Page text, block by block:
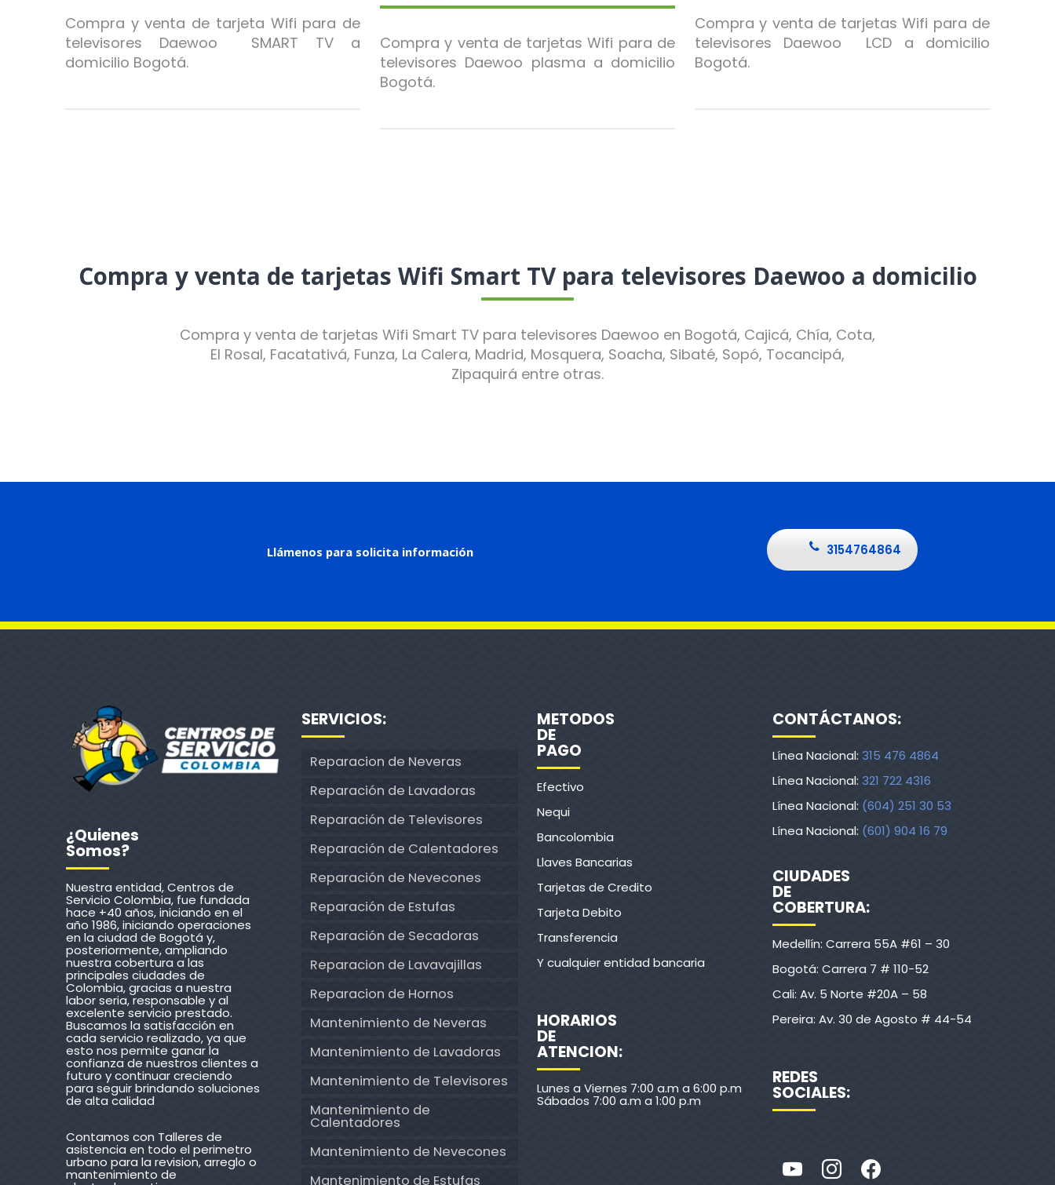
Compra y venta de tarjeta Wifi para de
televisores Daewoo SMART TV a
domicilio Bogotá.
Compra y venta de tarjetas Wifi para de
televisores Daewoo plasma a domicilio
Bogotá.
Compra y venta de tarjetas Wifi para de
televisores Daewoo LCD a domicilio
Bogotá.
Compra y venta de tarjetas Wifi Smart TV para televisores Daewoo a domicilio
Compra y venta de tarjetas Wifi Smart TV para televisores Daewoo en Bogotá, Cajicá, Chía, Cota,
El Rosal, Facatativá, Funza, La Calera, Madrid, Mosquera, Soacha, Sibaté, Sopó, Tocancipá,
Zipaquirá entre otras.
Llámenos para solicita información 3154764864
¿Quienes
Somos?
Nuestra entidad, Centros de
Servicio Colombia, fue fundada
hace +40 años, iniciando en el
año 1986, iniciando operaciones
en la ciudad de Bogotá y,
posteriormente, ampliando
nuestra cobertura a las
principales ciudades de
Colombia, gracias a nuestra
labor seria, responsable y al
excelente servicio prestado.
Buscamos la satisfacción en
cada servicio realizado, ya que
esto nos permite ganar la
confianza de nuestros clientes a
futuro y continuar creciendo
para seguir brindando soluciones
de alta calidad
Contamos con Talleres de
asistencia en todo el perimetro
urbano para la revision, arreglo o
mantenimiento de
SERVICIOS:
Reparacion de Neveras
Reparación de Lavadoras
Reparación de Televisores
Reparación de Calentadores
Reparación de Nevecones
Reparación de Estufas
Reparación de Secadoras
Reparacion de Lavavajillas
Reparacion de Hornos
Mantenimiento de Neveras
Mantenimiento de Lavadoras
Mantenimiento de Televisores
Mantenimiento de
Calentadores
Mantenimiento de Nevecones
Mantenimiento de Estufas
METODOS
DE
PAGO
Efectivo
Nequi
Bancolombia
Llaves Bancarias
Tarjetas de Credito
Tarjeta Debito
Transferencia
Y cualquier entidad bancaria
HORARIOS
DE
ATENCION:
Lunes a Viernes 7:00 a.m a 6:00 p.m
Sábados 7:00 a.m a 1:00 p.m
CONTÁCTANOS:
Línea Nacional: 315 476 4864
Línea Nacional: 321 722 4316
Línea Nacional: (604) 251 30 53
Línea Nacional: (601) 904 16 79
CIUDADES
DE
COBERTURA:
Medellín: Carrera 55A #61 – 30
Bogotá: Carrera 7 # 110-52
Cali: Av. 5 Norte #20A – 58
Pereira: Av. 30 de Agosto # 44-54
REDES
SOCIALES: